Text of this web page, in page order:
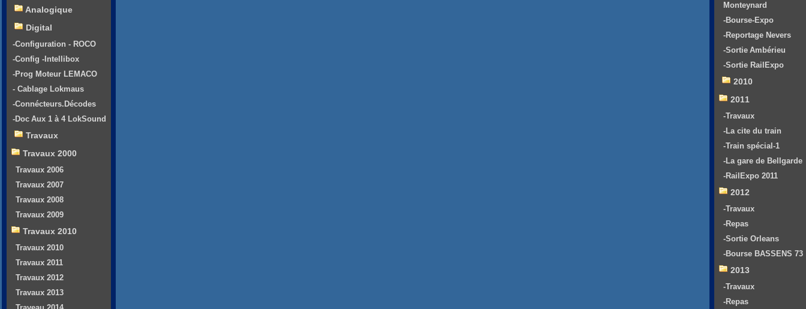
Analogique
Digital
-Configuration - ROCO
-Config -Intellibox
-Prog Moteur LEMACO
- Cablage Lokmaus
-Connécteurs.Décodes
-Doc Aux 1 à 4 LokSound
Travaux
Travaux 2000
Travaux 2006
Travaux 2007
Travaux 2008
Travaux 2009
Travaux 2010
Travaux 2010
Travaux 2011
Travaux 2012
Travaux 2013
Monteynard
-Bourse-Expo
-Reportage Nevers
-Sortie Ambérieu
-Sortie RailExpo
2010
2011
-Travaux
-La cite du train
-Train spécial-1
-La gare de Bellgarde
-RailExpo 2011
2012
-Travaux
-Repas
-Sortie Orleans
-Bourse BASSENS 73
2013
-Travaux
-Repas